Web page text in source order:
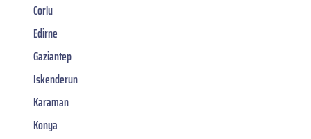
Corlu
Edirne
Gaziantep
Iskenderun
Karaman
Konya